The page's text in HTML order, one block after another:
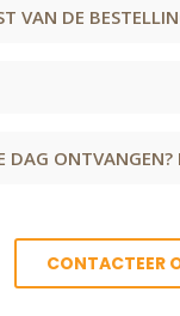
VAN DE
DAG
CONTACTEER